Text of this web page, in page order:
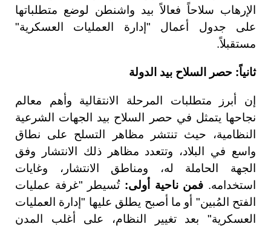
الإرهاب سلاحاً فعالاً بيد واشنطن لوضع متطلباتها
على جدول أعمال "إدارة العمليات العسكرية"
مستقبلاً.
ثانياً: حصر السلاح بيد الدولة
إن أبرز متطلبات المرحلة الانتقالية وأهم معالم
نجاحها يتمثل في حصر السلاح بيد الجهات الشرعية
النظامية، حيث تنتشر مظاهر التسلح على نطاق
واسع في البلاد، وتتعدد مظاهر ذلك الانتشار وفق
الجهة الحاملة له، ومناطق الانتشار، وغايات
استخدامه. فمن ناحية أولى: تُسيطر "غرفة عمليات
الفتح المُبين" أو ما أصبح يطلق عليها "إدارة العمليات
العسكرية" بعد تغيير النظام، على أغلب المدن